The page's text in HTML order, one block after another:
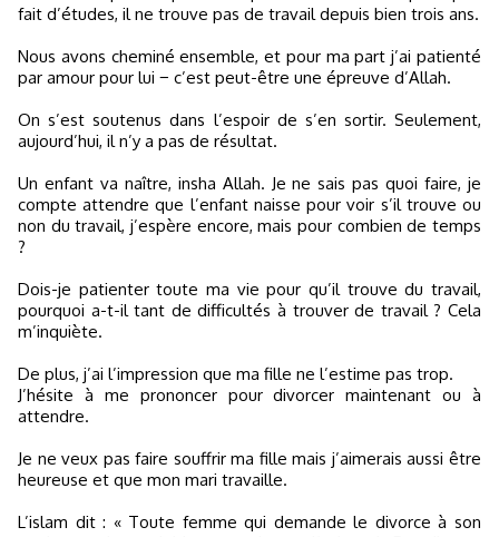
fait d’études, il ne trouve pas de travail depuis bien trois ans.
Nous avons cheminé ensemble, et pour ma part j’ai patienté
par amour pour lui − c’est peut-être une épreuve d’Allah.
On s’est soutenus dans l’espoir de s’en sortir. Seulement,
aujourd’hui, il n’y a pas de résultat.
Un enfant va naître, insha Allah. Je ne sais pas quoi faire, je
compte attendre que l’enfant naisse pour voir s’il trouve ou
non du travail, j’espère encore, mais pour combien de temps
?
Dois-je patienter toute ma vie pour qu’il trouve du travail,
pourquoi a-t-il tant de difficultés à trouver de travail ? Cela
m’inquiète.
De plus, j’ai l’impression que ma fille ne l’estime pas trop.
J’hésite à me prononcer pour divorcer maintenant ou à
attendre.
Je ne veux pas faire souffrir ma fille mais j’aimerais aussi être
heureuse et que mon mari travaille.
L’islam dit : « Toute femme qui demande le divorce à son